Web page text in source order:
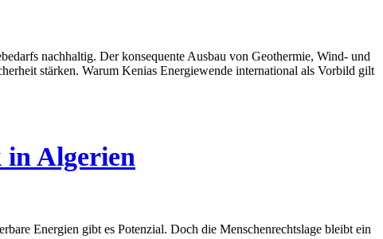
nachhaltig. Der konsequente Ausbau von Geothermie, Wind- und
stärken. Warum Kenias Energiewende international als Vorbild gilt
in Algerien
Energien gibt es Potenzial. Doch die Menschenrechtslage bleibt ein